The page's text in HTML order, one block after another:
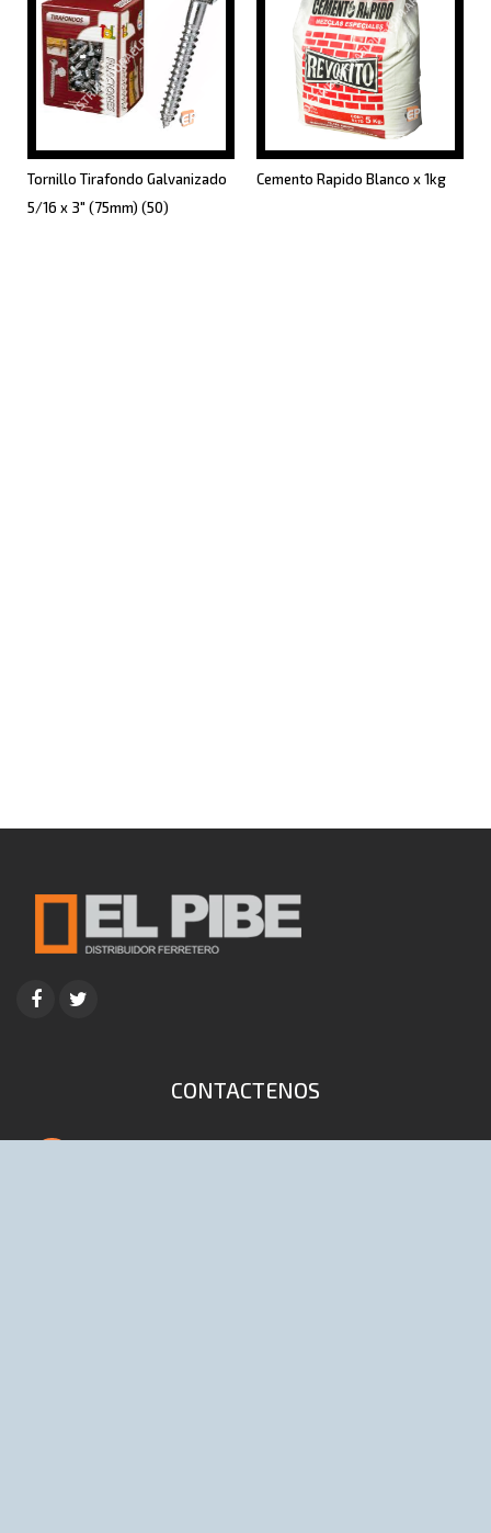
Tornillo Tirafondo Galvanizado
5/16 x 3" (75mm) (50)
Cemento Rapido Blanco x 1kg
CONTACTENOS